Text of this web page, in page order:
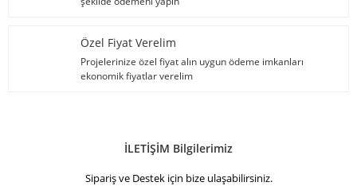
Özel Fiyat Verelim
Projelerinize özel fiyat alın uygun ödeme imkanları
ekonomik fiyatlar verelim
İLETİŞİM Bilgilerimiz
Sipariş ve Destek için bize ulaşabilirsiniz.